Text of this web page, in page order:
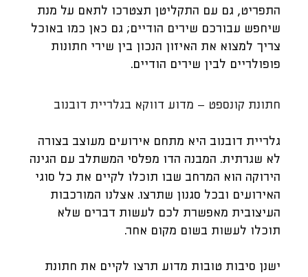
התפריט, גם עם התקליטן תצטרכו לתאם על מנת
שיחפש עבורכם שירים הודיים; גם כאן כמו באוכל
צריך למצוא את האיזון הנכון בין שירי חתונות
פופולריים לבין שירים הודיים.
חתונת קונספט – מדוע דווקא בגלריית דובנוב
גלריית דובנוב היא מתחם אירועים מעוצב בצורה
לא שגרתית. המבנה הדו מפלסי המשתלב עם הגינה
הירוקה הוא המרחב שבו תוכלו לקיים את כל סוגי
האירועים ובכל סגנון שתרצו. אצלנו המורכבות
העיצובית מאפשרת לכם לעשות דברים שלא
תוכלו לעשות בשום מקום אחר.
ישנן סיבות טובות מדוע תרצו לקיים את חתונת